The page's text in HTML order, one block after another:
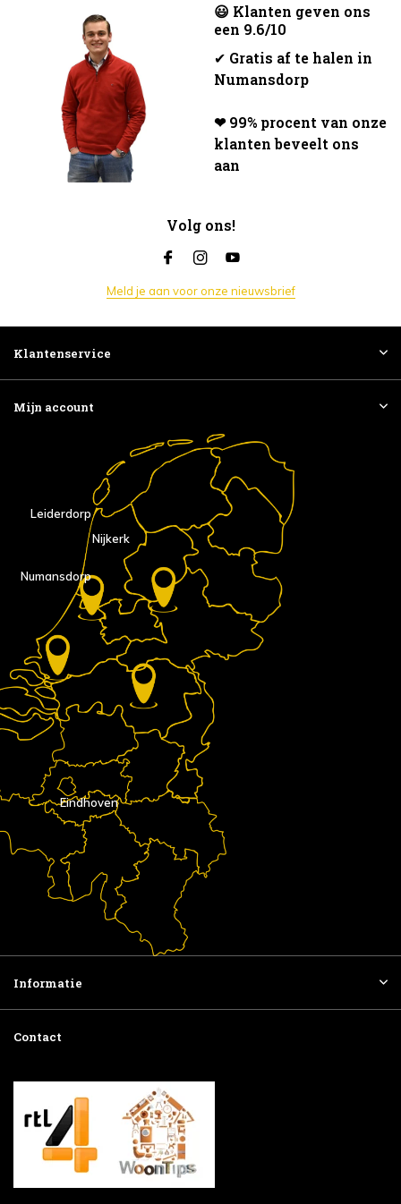
😃 Klanten geven ons
een 9.6/10
✔ Gratis af te halen in
Numansdorp
❤ 99% procent van onze
klanten beveelt ons
aan
Volg ons!
Meld je aan voor onze nieuwsbrief
Klantenservice
Mijn account
Eindhoven
Nijkerk
Numansdorp
Leiderdorp
Informatie
Contact